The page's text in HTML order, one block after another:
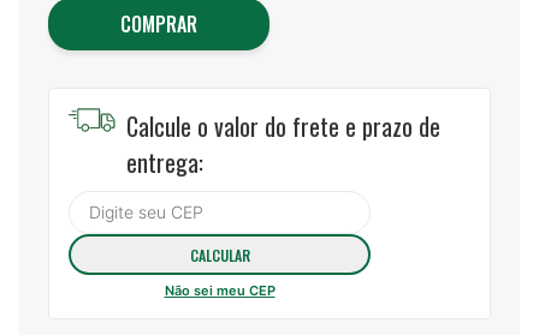
COMPRAR
Calcule o valor do frete e prazo de
entrega:
Não sei meu CEP